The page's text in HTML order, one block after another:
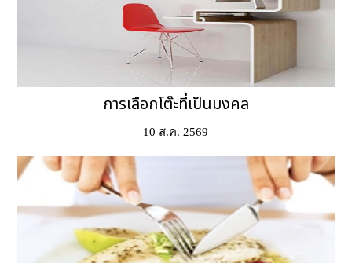
การเลือกโต๊ะที่เป็นมงคล
10 ส.ค. 2569